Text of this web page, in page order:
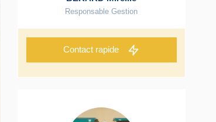
Responsable Gestion
Contact rapide